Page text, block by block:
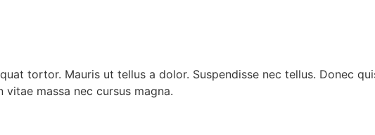
tortor. Mauris ut tellus a dolor. Suspendisse nec tellus. Donec
massa nec cursus magna.